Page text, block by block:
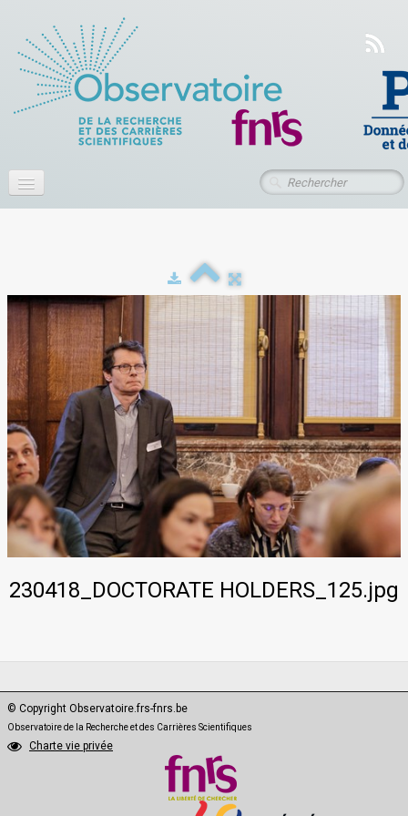
Actualités
Publications
Ressources
Contact
PhD·Data
230418_DOCTORATE HOLDERS_125.jpg
© Copyright Observatoire.frs-fnrs.be
Observatoire de la Recherche et des Carrières Scientifiques
Charte vie privée